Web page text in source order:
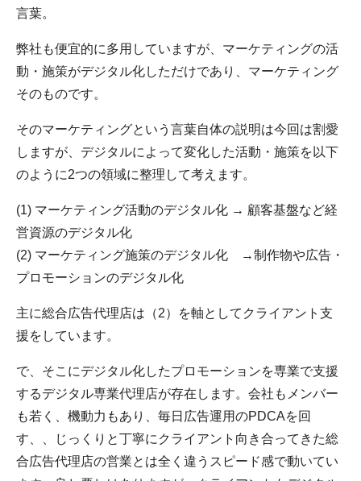
言葉。
弊社も便宜的に多用していますが、マーケティングの活
動・施策がデジタル化しただけであり、マーケティング
そのものです。
そのマーケティングという言葉自体の説明は今回は割愛
しますが、デジタルによって変化した活動・施策を以下
のように2つの領域に整理して考えます。
(1) マーケティング活動のデジタル化 → 顧客基盤など経
営資源のデジタル化
(2) マーケティング施策のデジタル化 →制作物や広告・
プロモーションのデジタル化
主に総合広告代理店は（2）を軸としてクライアント支
援をしています。
で、そこにデジタル化したプロモーションを専業で支援
するデジタル専業代理店が存在します。会社もメンバー
も若く、機動力もあり、毎日広告運用のPDCAを回
す、、じっくりと丁寧にクライアント向き合ってきた総
合広告代理店の営業とは全く違うスピード感で動いてい